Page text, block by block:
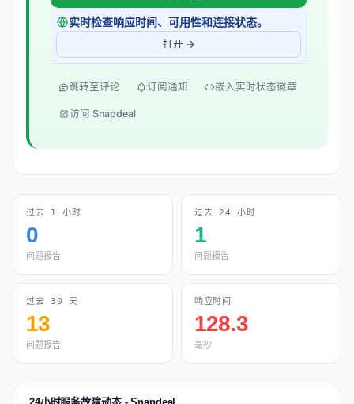
实时检查响应时间、可用性和连接状态。
打开 →
跳转至评论 订阅通知 嵌入实时状态徽章
访问 Snapdeal
过去 1 小时
0
问题报告
过去 24 小时
1
问题报告
过去 30 天
13
问题报告
响应时间
128.3
毫秒